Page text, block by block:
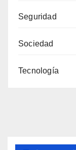
Seguridad
Sociedad
Tecnología